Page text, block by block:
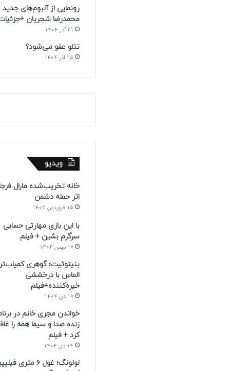
رونمایی از آلبوم‌های جدید
محمدرضا شجریان
29 آذر 1404
تتلو عفو می‌شود؟
25 آذر 1404
ویدیو
خانه تخریب‌شده مارال
اثر حمله دشمن
15 فروردین 1405
با این بازی مهارتی حسابی
سرگرم بشین + فیلم
17 بهمن 1404
بنیتوئیت؛ گوهری کمیاب‌تر
الماس با درخششی
خیره‌کننده+فیلم
17 دی 1404
خواندن مجری خانم در
زنده صدا و سیما همه را
کرد + فیلم
14 دی 1404
لولونگ؛ غول ۶ متری